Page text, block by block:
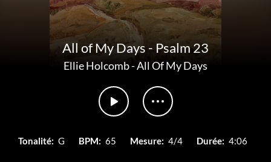
All of My Days - Psalm 23
Ellie Holcomb-All Of My Days
Tonalité: G BPM: 65 Mesure: 4/4 Durée: 4:06